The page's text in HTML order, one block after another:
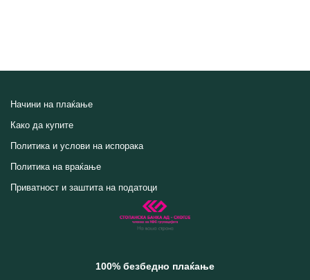
Начини на плаќање
Како да купите
Политика и услови на испорака
Политика на враќање
Приватност и заштита на податоци
100% безбедно плаќање